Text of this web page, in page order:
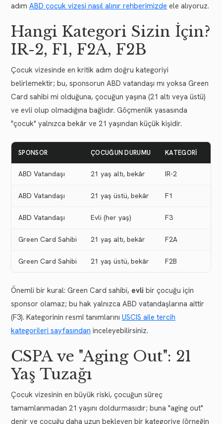
adım ABD çocuk vizesi nasıl alınır rehberimizde ele alıyoruz.
Hangi Kategori Sizin İçin?
IR-2, F1, F2A, F2B
Çocuk vizesinde en kritik adım doğru kategoriyi
belirlemektir; bu, sponsorun ABD vatandaşı mı yoksa Green
Card sahibi mi olduğuna, çocuğun yaşına (21 altı veya üstü)
ve evli olup olmadığına bağlıdır. Göçmenlik yasasında
"çocuk" yalnızca bekâr ve 21 yaşından küçük kişidir.
SPONSOR ÇOCUĞUN DURUMU KATEGORI
ABD Vatandaşı 21 yaş altı, bekâr IR-2
ABD Vatandaşı 21 yaş üstü, bekâr F1
ABD Vatandaşı Evli (her yaş) F3
Green Card Sahibi 21 yaş altı, bekâr F2A
Green Card Sahibi 21 yaş üstü, bekâr F2B
Önemli bir kural: Green Card sahibi, evli bir çocuğu için
sponsor olamaz; bu hak yalnızca ABD vatandaşlarına aittir
(F3). Kategorinin resmî tanımlarını USCIS aile tercih
kategorileri sayfasından inceleyebilirsiniz.
CSPA ve "Aging Out": 21
Yaş Tuzağı
Çocuk vizesinin en büyük riski, çocuğun süreç
tamamlanmadan 21 yaşını doldurmasıdır; buna "aging out"
denir ve çocuğu daha uzun bekleyen bir kategoriye (örneğin